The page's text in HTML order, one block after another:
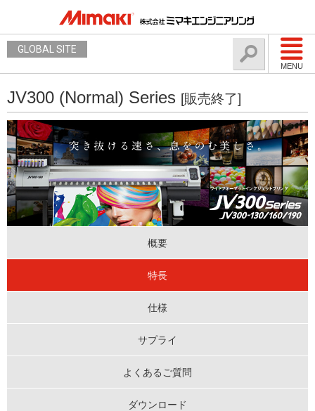
MENU
GLOBAL SITE
JV300 (Normal) Series [販売終了]
概要
特長
仕様
サプライ
よくあるご質問
ダウンロード